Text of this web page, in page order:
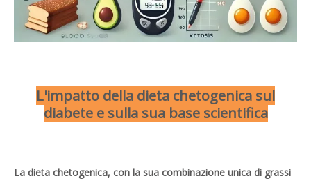
L'impatto della dieta chetogenica sul
diabete e sulla sua base scientifica
La dieta chetogenica, con la sua combinazione unica di grassi